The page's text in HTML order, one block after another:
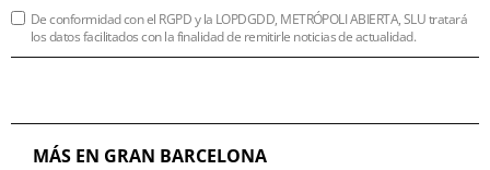
De conformidad con el RGPD y la LOPDGDD, METRÓPOLI ABIERTA, SLU tratará
los datos facilitados con la finalidad de remitirle noticias de actualidad.
MÁS EN GRAN BARCELONA